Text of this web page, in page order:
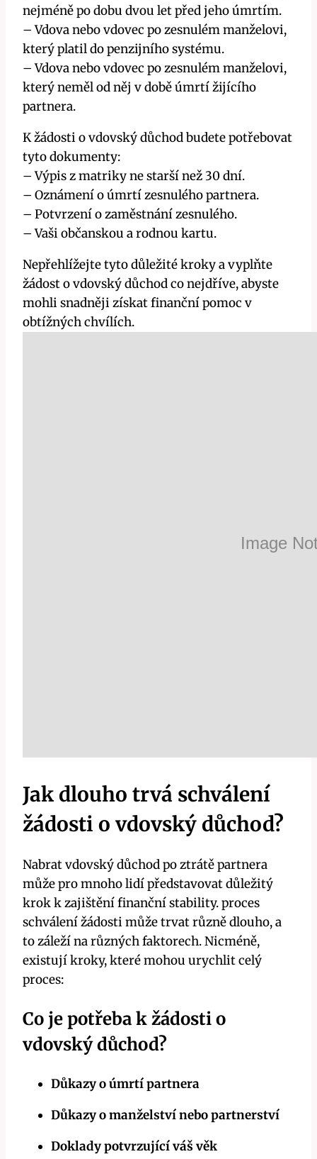
nejméně po dobu dvou let před jeho úmrtím.
– Vdova nebo vdovec po zesnulém manželovi,
který platil do penzijního systému.
– Vdova nebo vdovec po zesnulém manželovi,
který neměl od něj v době úmrtí žijícího
partnera.
K žádosti o vdovský důchod budete potřebovat
tyto dokumenty:
– Výpis z matriky ne starší než 30 dní.
– Oznámení o úmrtí zesnulého partnera.
– Potvrzení o zaměstnání zesnulého.
– Vaši občanskou a rodnou kartu.
Nepřehlížejte tyto důležité kroky a vyplňte
žádost o vdovský důchod co nejdříve, abyste
mohli snadněji získat finanční pomoc v
obtížných chvílích.
Jak dlouho trvá schválení
žádosti o vdovský důchod?
Nabrat vdovský důchod po ztrátě partnera
může pro mnoho lidí představovat důležitý
krok k zajištění finanční stability. proces
schválení žádosti může trvat různě dlouho, a
to záleží na různých faktorech. Nicméně,
existují kroky, které mohou urychlit celý
proces:
Co je potřeba k žádosti o
vdovský důchod?
Důkazy o úmrtí partnera
Důkazy o manželství nebo partnerství
Doklady potvrzující váš věk